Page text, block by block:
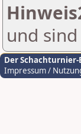
und
Der Schachturnier-
Impressum /